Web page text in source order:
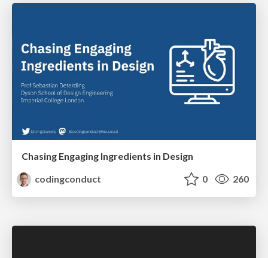
Chasing Engaging Ingredients in Design
codingconduct
0 260